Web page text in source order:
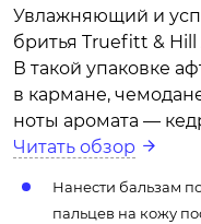
Увлажняющий и
бритья Truefitt &
В такой упаковке
в кармане,
ноты аромата —
Читать обзор
Нанести бальзам
пальцев на кожу